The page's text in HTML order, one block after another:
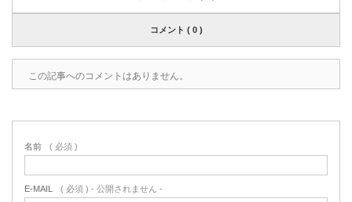
コメント ( 0 )
この記事へのコメントはありません。
名前 ( 必須 )
E-MAIL ( 必須 ) - 公開されません -